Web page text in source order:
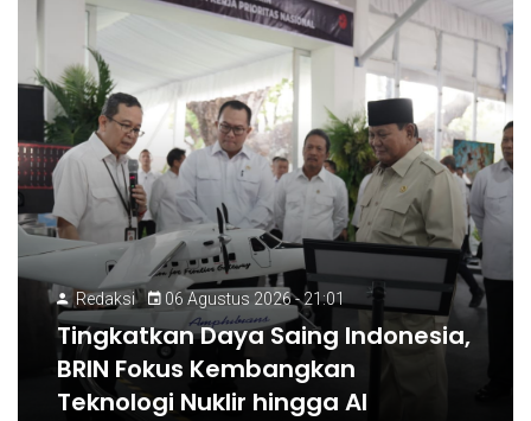
Redaksi 06 Agustus 2026 - 21:01
Tingkatkan Daya Saing Indonesia,
BRIN Fokus Kembangkan
Teknologi Nuklir hingga AI